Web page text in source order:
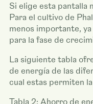
Si elige esta pantalla
Para el cultivo de
menos importante,
para la fase de
La siguiente tabla
de energía de las
cual estas permiten
Tabla 2: Ahorro de